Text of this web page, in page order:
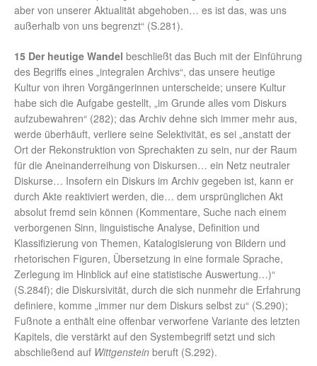
aber von unserer Aktualität abgehoben… es ist das, was uns
außerhalb von uns begrenzt“ (S.281).
15 Der heutige Wandel beschließt das Buch mit der Einführung
des Begriffs eines „integralen Archivs“, das unsere heutige
Kultur von ihren Vorgängerinnen unterscheide; unsere Kultur
habe sich die Aufgabe gestellt, „im Grunde alles vom Diskurs
aufzubewahren“ (282); das Archiv dehne sich immer mehr aus,
werde überhäuft, verliere seine Selektivität, es sei „anstatt der
Ort der Rekonstruktion von Sprechakten zu sein, nur der Raum
für die Aneinanderreihung von Diskursen… ein Netz neutraler
Diskurse… Insofern ein Diskurs im Archiv gegeben ist, kann er
durch Akte reaktiviert werden, die… dem ursprünglichen Akt
absolut fremd sein können (Kommentare, Suche nach einem
verborgenen Sinn, linguistische Analyse, Definition und
Klassifizierung von Themen, Katalogisierung von Bildern und
rhetorischen Figuren, Übersetzung in eine formale Sprache,
Zerlegung im Hinblick auf eine statistische Auswertung…)“
(S.284f); die Diskursivität, durch die sich nunmehr die Erfahrung
definiere, komme „immer nur dem Diskurs selbst zu“ (S.290);
Fußnote a enthält eine offenbar verworfene Variante des letzten
Kapitels, die verstärkt auf den Systembegriff setzt und sich
abschließend auf Wittgenstein beruft (S.292).